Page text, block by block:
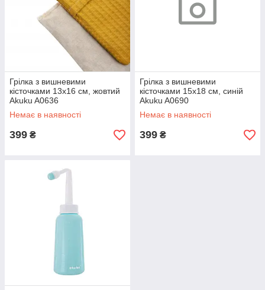
Грілка з вишневими
кісточками 13x16 см, жовтий
Akuku A0636
Немає в наявності
399 ₴
Грілка з вишневими
кісточками 15x18 см, синій
Akuku A0690
Немає в наявності
399 ₴